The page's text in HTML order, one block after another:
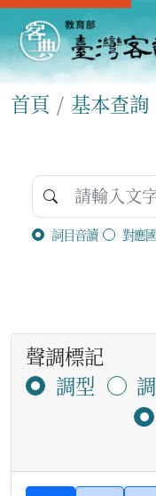
首頁 基本查詢
詞目音讀 對應
聲調標記
調型